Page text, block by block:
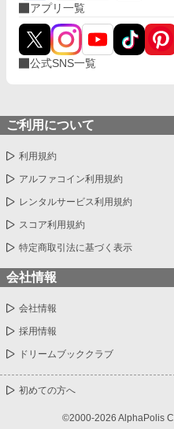
アプリ一覧
公式SNS一覧
ご利用について
利用規約
アルファコイン利用規約
レンタルサービス利用規約
スコア利用規約
特定商取引法に基づく表示
会社情報
会社情報
採用情報
ドリームブッククラブ
初めての方へ
©2000-2026 AlphaPolis